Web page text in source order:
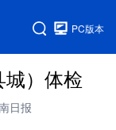
PC版本
）体检
日报